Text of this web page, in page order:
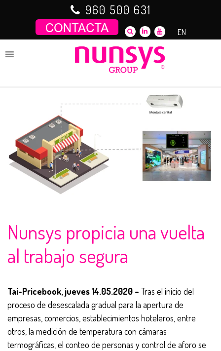
960 500 631
EN
Nunsys propicia una vuelta
al trabajo segura
Tai-Pricebook, jueves 14.05.2020 – Tras el inicio del
proceso de desescalada gradual para la apertura de
empresas, comercios, establecimientos hoteleros, entre
otros, la medición de temperatura con cámaras
termográficas, el conteo de personas y control de aforo se